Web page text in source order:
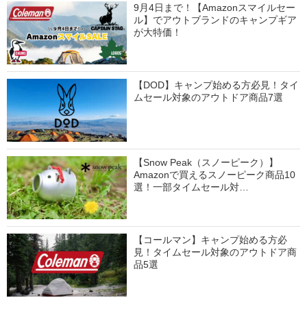
9月4日まで！【Amazonスマイルセー
ル】でアウトブランドのキャンプギア
が大特価！
【DOD】キャンプ始める方必見！タイ
ムセール対象のアウトドア商品7選
【Snow Peak（スノーピーク）】
Amazonで買えるスノーピーク商品10
選！一部タイムセール対…
【コールマン】キャンプ始める方必
見！タイムセール対象のアウトドア商
品5選